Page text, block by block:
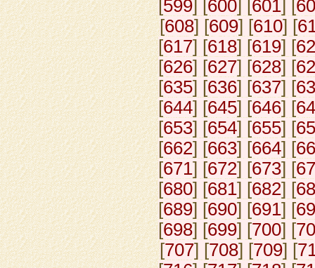
[599] [600] [601] [
[608] [609] [610] [
[617] [618] [619] [
[626] [627] [628] [
[635] [636] [637] [
[644] [645] [646] [
[653] [654] [655] [
[662] [663] [664] [
[671] [672] [673] [
[680] [681] [682] [
[689] [690] [691] [
[698] [699] [700] [
[707] [708] [709] [